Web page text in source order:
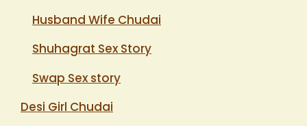
Husband Wife Chudai
Shuhagrat Sex Story
Swap Sex story
Desi Girl Chudai